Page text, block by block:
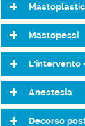
Mastopessi
L’intervento
Anestesia
Decorso